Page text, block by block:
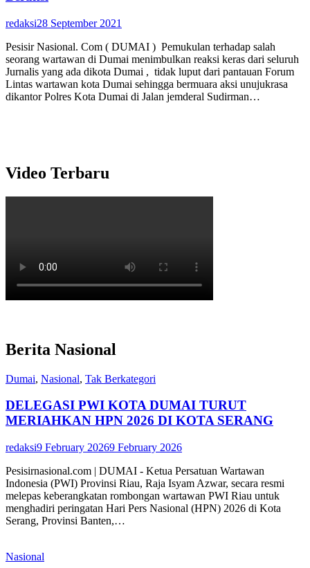
redaksi28 September 2021
Pesisir Nasional. Com ( DUMAI ) Pemukulan terhadap salah
seorang wartawan di Dumai menimbulkan reaksi keras dari seluruh
Jurnalis yang ada dikota Dumai , tidak luput dari pantauan Forum
Lintas wartawan kota Dumai sehingga bermuara aksi unujukrasa
dikantor Polres Kota Dumai di Jalan jemderal Sudirman…
Video Terbaru
Berita Nasional
Dumai, Nasional, Tak Berkategori
DELEGASI PWI KOTA DUMAI TURUT
MERIAHKAN HPN 2026 DI KOTA SERANG
redaksi9 February 20269 February 2026
Pesisirnasional.com | DUMAI - Ketua Persatuan Wartawan
Indonesia (PWI) Provinsi Riau, Raja Isyam Azwar, secara resmi
melepas keberangkatan rombongan wartawan PWI Riau untuk
menghadiri peringatan Hari Pers Nasional (HPN) 2026 di Kota
Serang, Provinsi Banten,…
Nasional